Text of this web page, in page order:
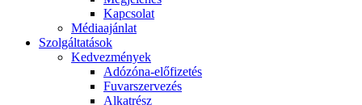
Kapcsolat
Médiaajánlat
Szolgáltatások
Kedvezmények
Adózóna-előfizetés
Fuvarszervezés
Alkatrész